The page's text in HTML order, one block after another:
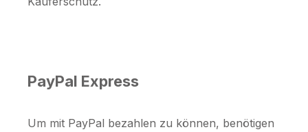
PayPal Express
Um mit PayPal bezahlen zu können, benötigen